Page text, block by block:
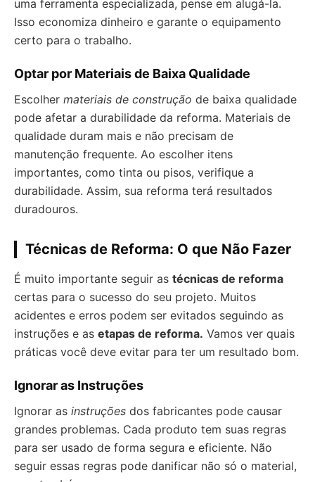
uma ferramenta especializada, pense em alugá-la.
Isso economiza dinheiro e garante o equipamento
certo para o trabalho.
Optar por Materiais de Baixa Qualidade
Escolher materiais de construção de baixa qualidade
pode afetar a durabilidade da reforma. Materiais de
qualidade duram mais e não precisam de
manutenção frequente. Ao escolher itens
importantes, como tinta ou pisos, verifique a
durabilidade. Assim, sua reforma terá resultados
duradouros.
Técnicas de Reforma: O que Não Fazer
É muito importante seguir as técnicas de reforma
certas para o sucesso do seu projeto. Muitos
acidentes e erros podem ser evitados seguindo as
instruções e as etapas de reforma. Vamos ver quais
práticas você deve evitar para ter um resultado bom.
Ignorar as Instruções
Ignorar as instruções dos fabricantes pode causar
grandes problemas. Cada produto tem suas regras
para ser usado de forma segura e eficiente. Não
seguir essas regras pode danificar não só o material,